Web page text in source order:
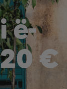
ë-
€